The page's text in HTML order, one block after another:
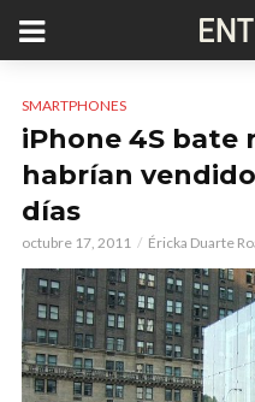
SMARTPHONES
iPhone 4S bate
habrían
días
octubre 17, 2011 Éricka Duarte